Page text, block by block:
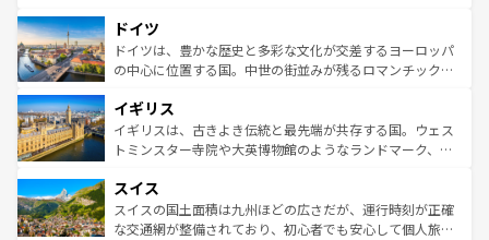
せる。地方によって風土や気候が異なるスペインはその個
性で訪れる人を魅了する。 なお、新着のスペイン情報は コ
ンテンツ一覧を参照してほしい。
で、幅広い魅力が詰まっている。華麗な宮殿、歴史的な大
聖堂、美しいビーチ、そして豊かな自然が、訪れる者を心
から魅了する。また、フランスは美食の国としても知ら
いる。シャンパンの発祥地であるランス、プロヴァンスの
香り高いラベンダー畑など、多彩な楽しみ方が可能だ。さ
らに、パリ以外の地域にも魅力が溢れており、どの街角に
れる地方に足を運ぶとそれぞれで全く異なる文化を体験で
きるだろう。 なお、新着のフランス情報はコンテンツ一覧
を参照してほしい。
ドイツ
ドイツは、豊かな歴史と多彩な文化が交差するヨーロッパ
の中心に位置する国。中世の街並みが残るロマンチック街
顔を持つこの国は、どこを歩いても飽きることがない。ベ
ルリンの文化的活気、バイエルン州のアルプスの絶景、そ
してライン川沿いのワイン畑といった風景は必見。ビール
は、お酒好きな人にはぜひ体験してほしい。 なお、新着の
ドイツ情報はコンテンツ一覧を参照してほしい。
イギリス
イギリスは、古きよき伝統と最先端が共存する国。ウェス
トミンスター寺院や大英博物館のようなランドマーク、歴
リアごとに異なる魅力がある。また、優雅なアフタヌーン
ティー、ビール好きにはたまらない英国パブ、サッカー観
戦など、本場だからこそできる体験も豊富。イギリスを旅
スイス
スイスの国土面積は九州ほどの広さだが、運行時刻が正確
な交通網が整備されており、初心者でも安心して個人旅行